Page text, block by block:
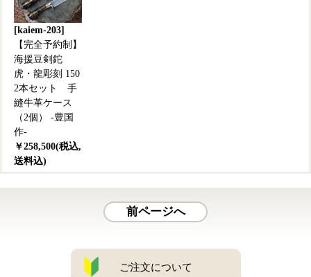
[kaiem-203]
【完全予約制】
海援豆剣鉈
虎・龍彫刻 150
2本セット 手
縫牛革ケース
（2個） -豊国
作-
￥258,500(税込,
送料込)
前ページへ
ご注文について